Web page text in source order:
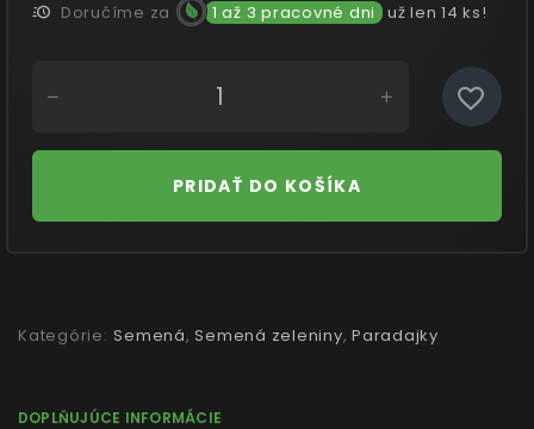
Doručíme za 1 až 3 pracovné dni už len 14 ks!
PRIDAŤ DO KOŠÍKA
Kategórie: Semená,Semená zeleniny, Paradajky
DOPLŇUJÚCE INFORMÁCIE